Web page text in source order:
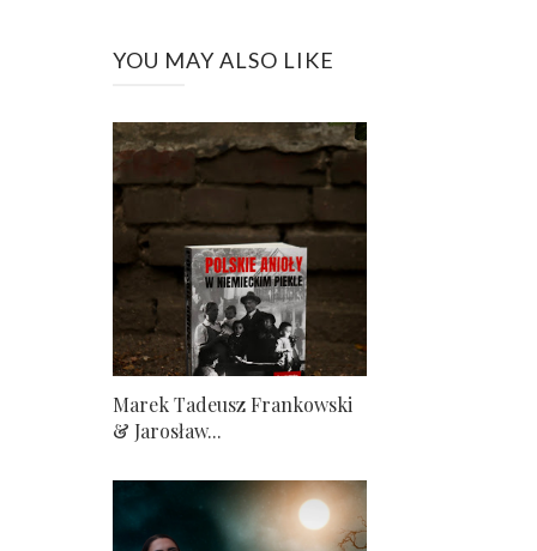
YOU MAY ALSO LIKE
Marek Tadeusz Frankowski
& Jarosław...